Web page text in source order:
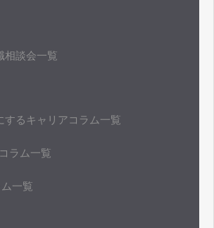
相談会一覧
するキャリアコラム一覧
ラム一覧
一覧